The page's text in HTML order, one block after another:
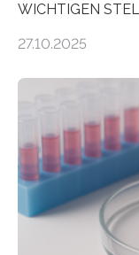
WICHTIGEN
aus dem
im Journal
der
kann und wie
Herzbelastung
hypertrophe
erblich bedingte
sich die linke
27.10.2025